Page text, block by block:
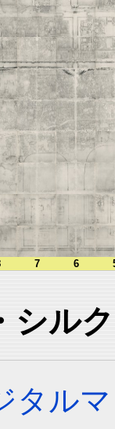
7 6
シル
タル